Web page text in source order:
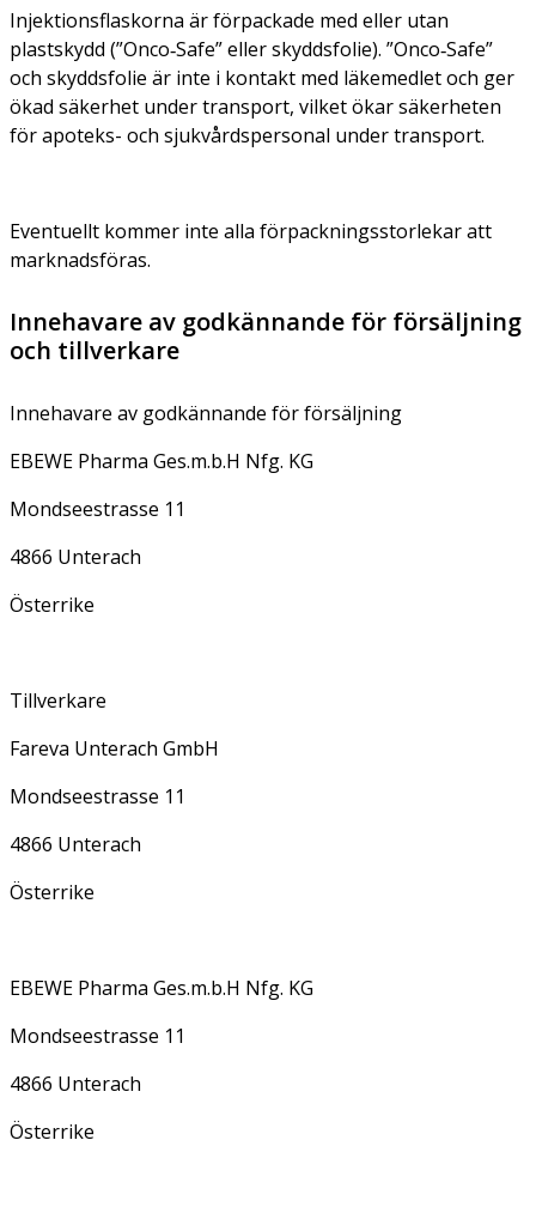
Injektionsflaskorna är förpackade med eller utan
plastskydd (”Onco‑Safe” eller skyddsfolie). ”Onco‑Safe”
och skyddsfolie är inte i kontakt med läkemedlet och ger
ökad säkerhet under transport, vilket ökar säkerheten
för apoteks- och sjukvårdspersonal under transport.
Eventuellt kommer inte alla förpackningsstorlekar att
marknadsföras.
Innehavare av godkännande för försäljning
och tillverkare
Innehavare av godkännande för försäljning
EBEWE Pharma Ges.m.b.H Nfg. KG
Mondseestrasse 11
4866 Unterach
Österrike
Tillverkare
Fareva Unterach GmbH
Mondseestrasse 11
4866 Unterach
Österrike
EBEWE Pharma Ges.m.b.H Nfg. KG
Mondseestrasse 11
4866 Unterach
Österrike